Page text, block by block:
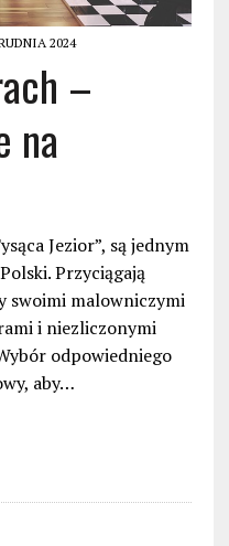
2024
–
na
Jezior”, są jednym
Przyciągają
swoimi malowniczymi
i niezliczonymi
odpowiedniego
aby…